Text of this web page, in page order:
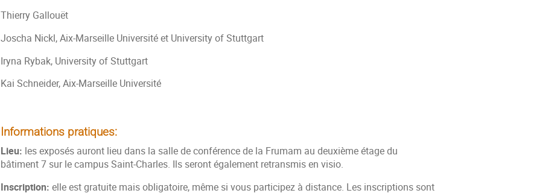
Thierry Gallouët
Joscha Nickl, Aix-Marseille Université et University of Stuttgart
Iryna Rybak, University of Stuttgart
Kai Schneider, Aix-Marseille Université
Informations pratiques:
Lieu: les exposés auront lieu dans la salle de conférence de la Frumam au deuxième étage du
bâtiment 7 sur le campus Saint-Charles. Ils seront également retransmis en visio.
Inscription: elle est gratuite mais obligatoire, même si vous participez à distance. Les inscriptions sont